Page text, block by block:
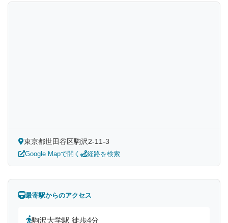
東京都世田谷区駒沢2-11-3
Google Mapで開く 経路を検索
最寄駅からのアクセス
駒沢大学駅 徒歩4分